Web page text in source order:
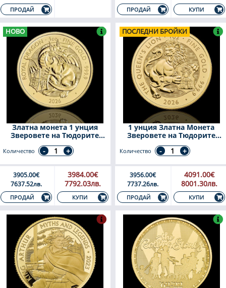
ПРОДАЙ ПРОДАЙ КУПИ
НОВО
Златна монета 1 унция
Зверовете на Тюдорите
Кралския Дракон 2026
Количество
3905.00€
7637.52лв.
ПРОДАЙ
3984.00€
7792.03лв.
КУПИ
ПОСЛЕДНИ БРОЙКИ
1 унция Златна Монета
Зверовете на Тюдорите
Лъвът на Кралицата 2026
Количество
3956.00€
7737.26лв.
ПРОДАЙ
4091.00€
8001.30лв.
КУПИ